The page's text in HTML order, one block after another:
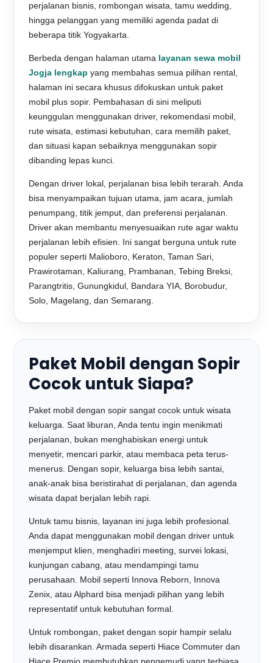
perjalanan bisnis, rombongan wisata, tamu wedding,
hingga pelanggan yang memiliki agenda padat di
beberapa titik Yogyakarta.
Berbeda dengan halaman utama layanan sewa mobil
Jogja lengkap yang membahas semua pilihan rental,
halaman ini secara khusus difokuskan untuk paket
mobil plus sopir. Pembahasan di sini meliputi
keunggulan menggunakan driver, rekomendasi mobil,
rute wisata, estimasi kebutuhan, cara memilih paket,
dan situasi kapan sebaiknya menggunakan sopir
dibanding lepas kunci.
Dengan driver lokal, perjalanan bisa lebih terarah. Anda
bisa menyampaikan tujuan utama, jam acara, jumlah
penumpang, titik jemput, dan preferensi perjalanan.
Driver akan membantu menyesuaikan rute agar waktu
perjalanan lebih efisien. Ini sangat berguna untuk rute
populer seperti Malioboro, Keraton, Taman Sari,
Prawirotaman, Kaliurang, Prambanan, Tebing Breksi,
Parangtritis, Gunungkidul, Bandara YIA, Borobudur,
Solo, Magelang, dan Semarang.
Paket Mobil dengan Sopir
Cocok untuk Siapa?
Paket mobil dengan sopir sangat cocok untuk wisata
keluarga. Saat liburan, Anda tentu ingin menikmati
perjalanan, bukan menghabiskan energi untuk
menyetir, mencari parkir, atau membaca peta terus-
menerus. Dengan sopir, keluarga bisa lebih santai,
anak-anak bisa beristirahat di perjalanan, dan agenda
wisata dapat berjalan lebih rapi.
Untuk tamu bisnis, layanan ini juga lebih profesional.
Anda dapat menggunakan mobil dengan driver untuk
menjemput klien, menghadiri meeting, survei lokasi,
kunjungan cabang, atau mendampingi tamu
perusahaan. Mobil seperti Innova Reborn, Innova
Zenix, atau Alphard bisa menjadi pilihan yang lebih
representatif untuk kebutuhan formal.
Untuk rombongan, paket dengan sopir hampir selalu
lebih disarankan. Armada seperti Hiace Commuter dan